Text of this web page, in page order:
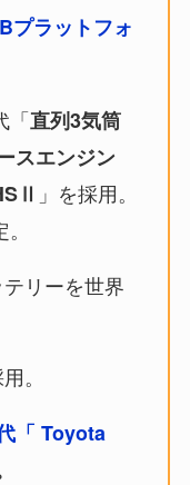
プラットフォ
「直列3気筒
スエンジン
」を採用。
リーを世界
。
「 Toyota